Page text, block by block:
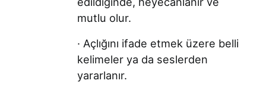
mutlu olur.
· Açlığını ifade etmek üzere belli
kelimeler ya da seslerden
yararlanır.